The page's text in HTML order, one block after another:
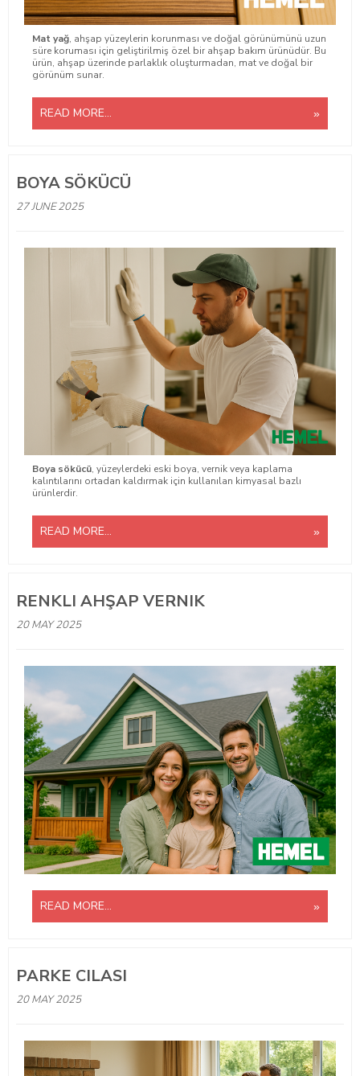
Mat yağ, ahşap yüzeylerin korunması ve doğal görünümünü uzun
süre koruması için geliştirilmiş özel bir ahşap bakım ürünüdür. Bu
ürün, ahşap üzerinde parlaklık oluşturmadan, mat ve doğal bir
görünüm sunar.
READ MORE...
BOYA SÖKÜCÜ
27 JUNE 2025
Boya sökücü, yüzeylerdeki eski boya, vernik veya kaplama
kalıntılarını ortadan kaldırmak için kullanılan kimyasal bazlı
ürünlerdir.
READ MORE...
RENKLI AHŞAP VERNIK
20 MAY 2025
READ MORE...
PARKE CILASI
20 MAY 2025